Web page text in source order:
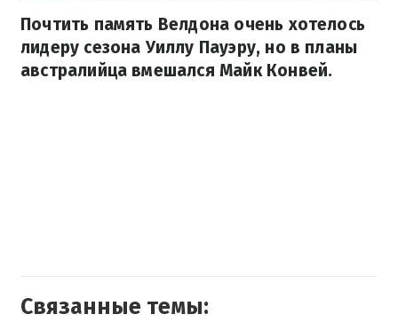
Почтить память Велдона очень хотелось
лидеру сезона Уиллу Пауэру, но в планы
австралийца вмешался Майк Конвей.
Связанные темы: